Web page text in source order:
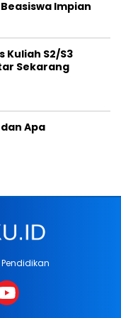
Impian
Kuliah S2/S3
Sekarang
Apa